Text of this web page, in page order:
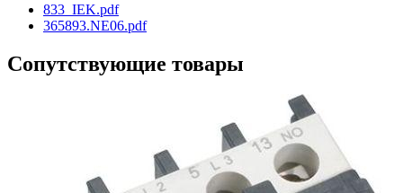
833_IEK.pdf
365893.NE06.pdf
Сопутствующие товары